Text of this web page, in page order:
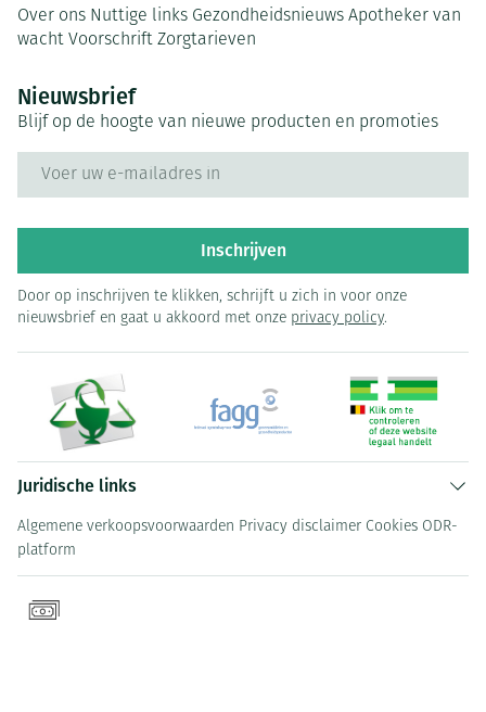
Over ons Nuttige links Gezondheidsnieuws Apotheker van
wacht Voorschrift Zorgtarieven
Nieuwsbrief
Blijf op de hoogte van nieuwe producten en promoties
Inschrijven
Door op inschrijven te klikken, schrijft u zich in voor onze
nieuwsbrief en gaat u akkoord met onze privacy policy.
Juridische links
Algemene verkoopsvoorwaarden Privacy disclaimer Cookies ODR-
platform